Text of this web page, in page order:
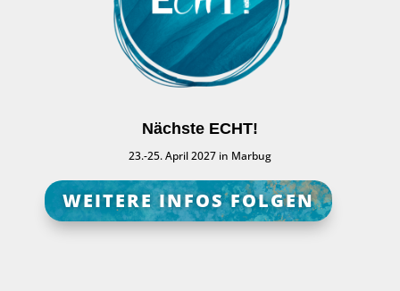
Nächste ECHT!
23.-25. April 2027 in Marbug
WEITERE INFOS FOLGEN